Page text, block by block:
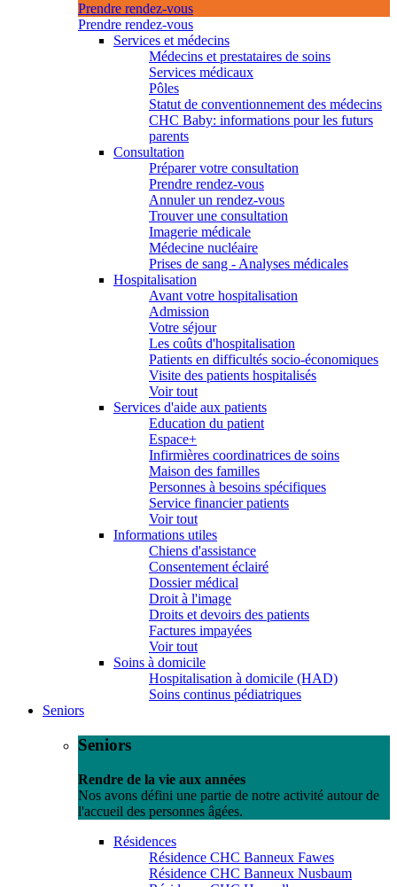
Prendre rendez-vous
Prendre rendez-vous
Services et médecins
Médecins et prestataires de soins
Services médicaux
Pôles
Statut de conventionnement des médecins
CHC Baby: informations pour les futurs
parents
Consultation
Préparer votre consultation
Prendre rendez-vous
Annuler un rendez-vous
Trouver une consultation
Imagerie médicale
Médecine nucléaire
Prises de sang - Analyses médicales
Hospitalisation
Avant votre hospitalisation
Admission
Votre séjour
Les coûts d'hospitalisation
Patients en difficultés socio-économiques
Visite des patients hospitalisés
Voir tout
Services d'aide aux patients
Education du patient
Espace+
Infirmières coordinatrices de soins
Maison des familles
Personnes à besoins spécifiques
Service financier patients
Voir tout
Informations utiles
Chiens d'assistance
Consentement éclairé
Dossier médical
Droit à l'image
Droits et devoirs des patients
Factures impayées
Voir tout
Soins à domicile
Hospitalisation à domicile (HAD)
Soins continus pédiatriques
Seniors
Seniors
Rendre de la vie aux années
Nos avons défini une partie de notre activité autour de
l'accueil des personnes âgées.
Résidences
Résidence CHC Banneux Fawes
Résidence CHC Banneux Nusbaum